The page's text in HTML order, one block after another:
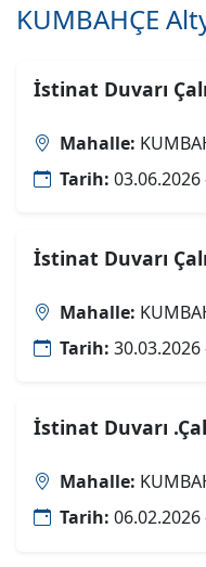
KUMBAHÇE
İstinat Duvarı
Mahalle:
Tarih: 03.06.2026
İstinat Duvarı
Mahalle:
Tarih: 30.03.2026
İstinat Duvarı
Mahalle:
Tarih: 06.02.2026